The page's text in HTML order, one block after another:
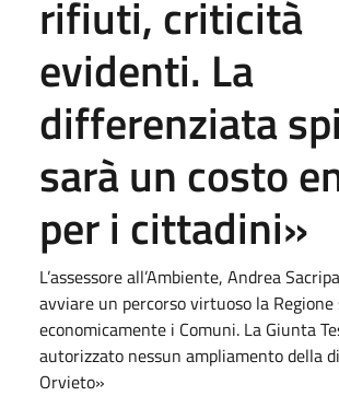
rifiuti, criticità
evidenti. La
differenziata
sarà un costo
per i cittadini»
L’assessore all’Ambiente, Andrea
avviare un percorso virtuoso la Regione
economicamente i Comuni. La Giunta
autorizzato nessun ampliamento della
Orvieto»